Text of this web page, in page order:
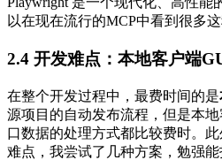
以在现在流行的MCP中看到很多这
2.4 开发难点 ：本地客户端
在整个开发过程中，最费时间的是
源项目的自动发布流程，但是本
口数据的处理方式都比较费时。此
难点，我尝试了几种方案，勉强